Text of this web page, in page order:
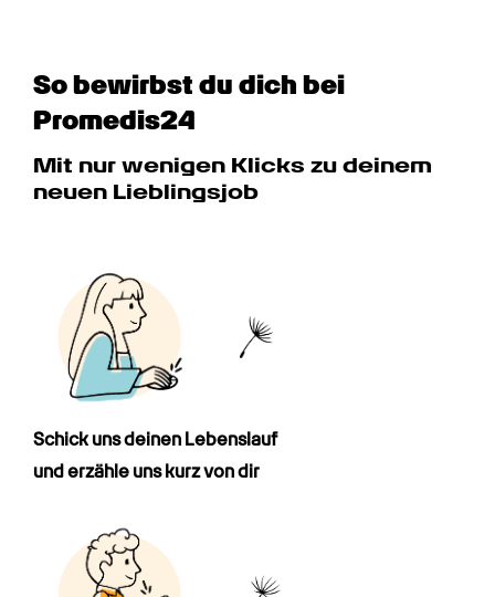
So bewirbst du dich bei
Promedis24
Mit nur wenigen Klicks zu deinem
neuen Lieblingsjob
Schick uns deinen Lebenslauf
und erzähle uns kurz von dir